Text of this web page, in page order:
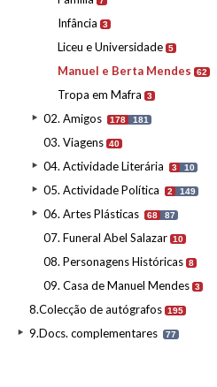
Infância 3
Liceu e Universidade 5
Manuel e Berta Mendes 62
Tropa em Mafra 3
02. Amigos 178 181
03. Viagens 40
04. Actividade Literária 3 10
05. Actividade Política 2 149
06. Artes Plásticas 68 87
07. Funeral Abel Salazar 10
08. Personagens Históricas 8
09. Casa de Manuel Mendes 3
8.Colecção de autógrafos 195
9.Docs. complementares 77